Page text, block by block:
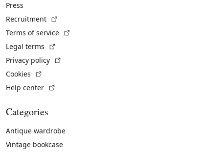
Press
Recruitment
Terms of service
Legal terms
Privacy policy
Cookies
Help center
Categories
Antique wardrobe
Vintage bookcase